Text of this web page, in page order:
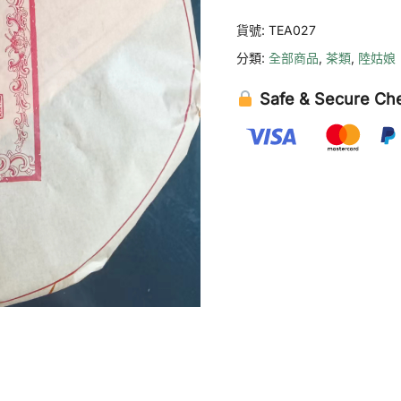
【古
茶】
數
貨號: TEA027
分類: 全部商品, 茶類, 陸姑娘
Safe & Secure